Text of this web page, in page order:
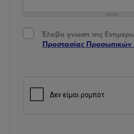
Έλαβα γνώση της Ενημέρωσης
Έλαβα γνώση της
Προστασίας